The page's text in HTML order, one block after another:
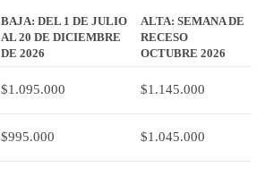
BAJA: DEL 1 DE JULIO
AL 20 DE DICIEMBRE
DE 2026
ALTA: SEMANA DE
RECESO
OCTUBRE 2026
$1.095.000 $1.145.000
$995.000 $1.045.000